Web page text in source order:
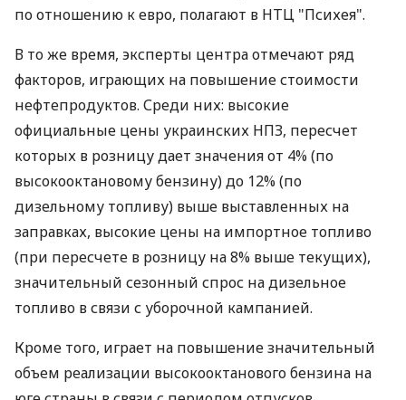
по отношению к евро, полагают в НТЦ "Психея".
В то же время, эксперты центра отмечают ряд
факторов, играющих на повышение стоимости
нефтепродуктов. Среди них: высокие
официальные цены украинских НПЗ, пересчет
которых в розницу дает значения от 4% (по
высокооктановому бензину) до 12% (по
дизельному топливу) выше выставленных на
заправках, высокие цены на импортное топливо
(при пересчете в розницу на 8% выше текущих),
значительный сезонный спрос на дизельное
топливо в связи с уборочной кампанией.
Кроме того, играет на повышение значительный
объем реализации высокооктанового бензина на